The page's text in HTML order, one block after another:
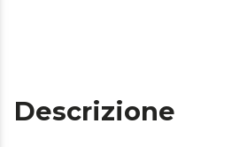
Descrizione